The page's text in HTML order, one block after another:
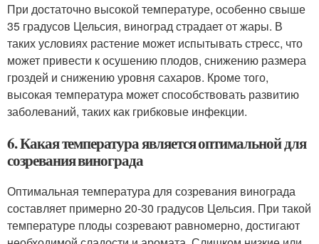
При достаточно высокой температуре, особенно свыше
35 градусов Цельсия, виноград страдает от жары. В
таких условиях растение может испытывать стресс, что
может привести к осушению плодов, снижению размера
гроздей и снижению уровня сахаров. Кроме того,
высокая температура может способствовать развитию
заболеваний, таких как грибковые инфекции.
6. Какая температура является оптимальной для
созревания винограда
Оптимальная температура для созревания винограда
составляет примерно 20-30 градусов Цельсия. При такой
температуре плоды созревают равномерно, достигают